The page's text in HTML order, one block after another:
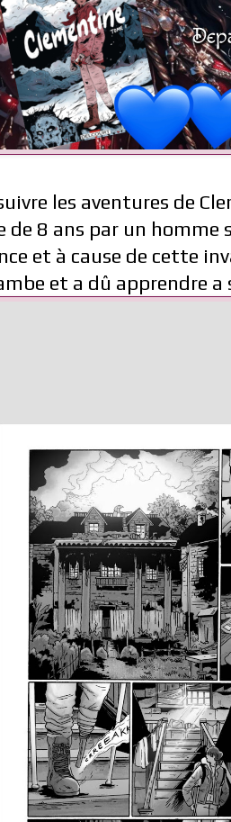
les aventures de
de 8 ans par un homme
et à cause de cette
et a dû apprendre a